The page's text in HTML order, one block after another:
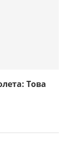
Това